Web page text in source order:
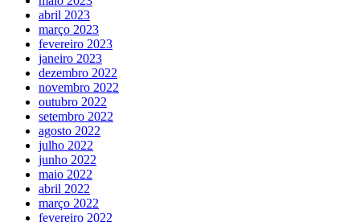
abril 2023
março 2023
fevereiro 2023
janeiro 2023
dezembro 2022
novembro 2022
outubro 2022
setembro 2022
agosto 2022
julho 2022
junho 2022
maio 2022
abril 2022
março 2022
fevereiro 2022